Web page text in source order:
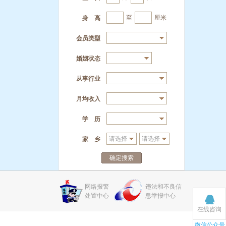
身 高 至 厘米
会员类型
婚姻状态
从事行业
月均收入
学 历
家 乡
确定搜索
网络报警
处置中心
违法和不良信
息举报中心
在线咨询